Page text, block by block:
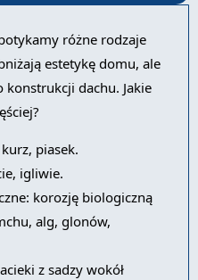
różne rodzaje
estetykę domu, ale
konstrukcji dachu. Jakie
piasek.
igliwie.
korozję biologiczną
alg, glonów,
z sadzy wokół